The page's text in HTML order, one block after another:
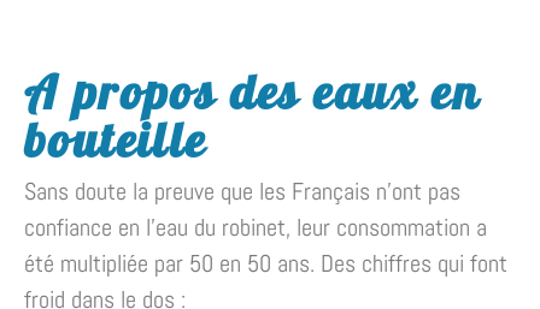
A propos des eaux en
bouteille
Sans doute la preuve que les Français n’ont pas
confiance en l’eau du robinet, leur consommation a
été multipliée par 50 en 50 ans. Des chiffres qui font
froid dans le dos :